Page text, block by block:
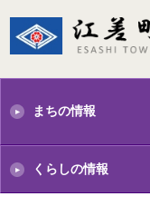
まちの情報
くらしの情報